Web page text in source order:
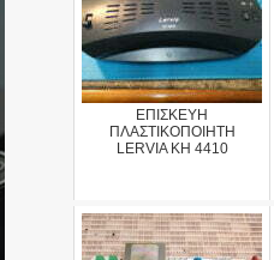
ΕΠΙΣΚΕΥΗ
ΠΛΑΣΤΙΚΟΠΟΙΗΤΗ
LERVIA KH 4410